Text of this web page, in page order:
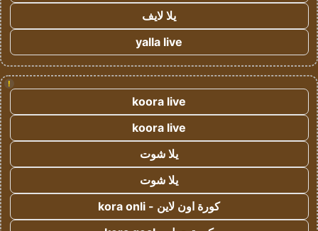
يلا لايف
yalla live
!
koora live
koora live
يلا شوت
يلا شوت
كورة اون لاين - kora onli